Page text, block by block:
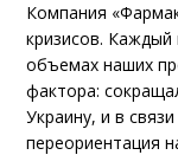
Компания
кризисов. Каждый
объемах наших
фактора:
Украину, и в
переориентация